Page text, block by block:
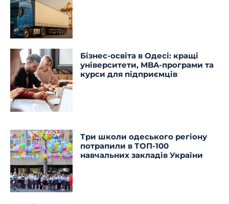
Бізнес-освіта в Одесі: кращі
університети, MBA-програми та
курси для підприємців
Три школи одеського регіону
потрапили в ТОП-100
навчальних закладів України